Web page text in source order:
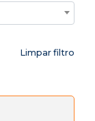
Limpar filtro